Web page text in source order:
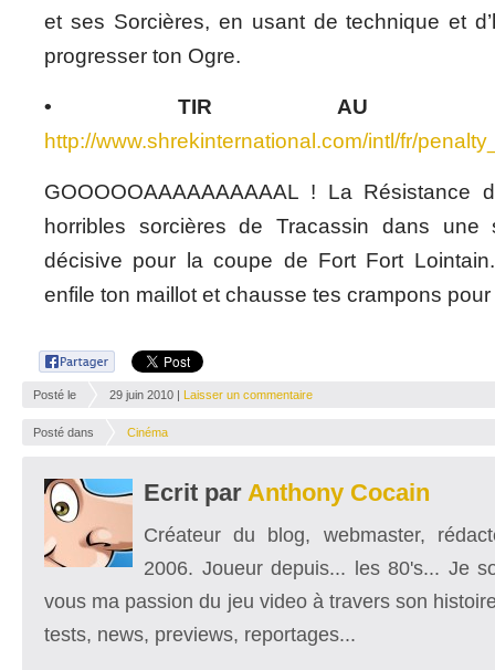
et ses Sorcières, en usant de technique et
progresser ton Ogre.
• TIR AU
http://www.shrekinternational.com/intl/fr/
GOOOOOAAAAAAAAAAL ! La Résistance
horribles sorcières de Tracassin dans
décisive pour la coupe de Fort Fort
enfile ton maillot et chausse tes crampons
Posté le 29 juin 2010 | Laisser un commentaire
Posté dans Cinéma
Ecrit par Anthony Cocain
Créateur du blog, webmaster,
2006. Joueur depuis... les 80's... Je
vous ma passion du jeu video à travers son
tests, news, previews, reportages...